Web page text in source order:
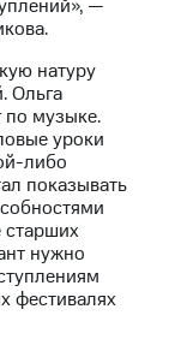
—
натуру
Ольга
по музыке.
уроки
либо
показывать
старших
нужно
фестивалях